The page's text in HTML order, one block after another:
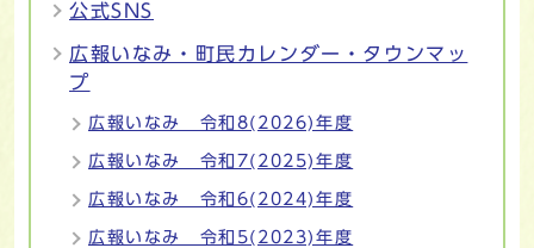
公式SNS
広報いなみ・町民カレンダー・タウンマッ
プ
広報いなみ 令和8(2026)年度
広報いなみ 令和7(2025)年度
広報いなみ 令和6(2024)年度
広報いなみ 令和5(2023)年度